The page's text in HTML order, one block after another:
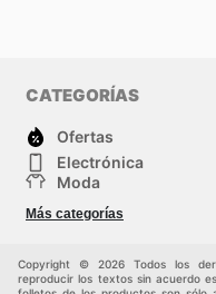
CATEGORÍAS
Ofertas
Electrónica
Moda
Deportes
Más categorías
Copyright © 2026 Todos los
reproducir los textos sin acuerdo